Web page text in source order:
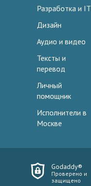
Разработка и IT
Дизайн
Аудио и видео
Тексты и
перевод
Личный
помощник
Исполнители в
Москве
Godaddy®
Проверено и
защищено